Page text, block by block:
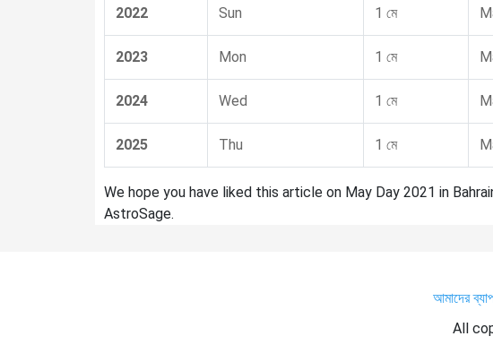
2022 Sun 1 মে
2023 Mon 1 মে
2024 Wed 1 মে
2025 Thu 1 মে
We hope you have liked this article on May Day 2021 in
AstroSage.
আমাদের
All